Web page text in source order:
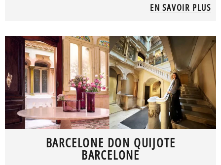
EN SAVOIR PLUS
BARCELONE DON QUIJOTE
BARCELONE